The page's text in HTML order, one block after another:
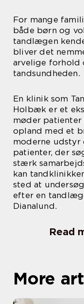
For mange
både børn og
tandlægen
bliver det
arvelige forhold
tandsundheden.
En klinik som
Holbæk er et
møder
opland med et
moderne udstyr
patienter, der
stærk
kan
sted at
efter en
Dianalund.
Read
More